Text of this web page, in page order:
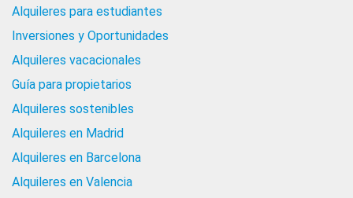
Alquileres para estudiantes
Inversiones y Oportunidades
Alquileres vacacionales
Guía para propietarios
Alquileres sostenibles
Alquileres en Madrid
Alquileres en Barcelona
Alquileres en Valencia